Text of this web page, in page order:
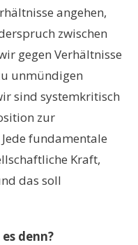
angehen,
zwischen
gegen Verhältnisse
unmündigen
sind systemkritisch
zur
fundamentale
Kraft,
das soll
denn?